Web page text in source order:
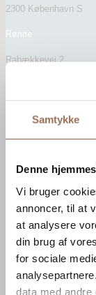
Samtykke
Denne
Vi bruger
annoncer, til at
at analysere
din brug af
for sociale
data med andre
2300 København S
Rønne
Rabækkevej 2
Se åbningstider
Find medarbejder
Nyttige links
Drift og
EPD
Find